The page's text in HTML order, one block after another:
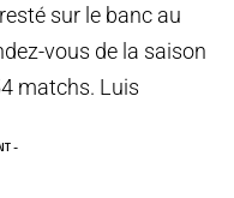
sur le banc au
vous de la saison
matchs. Luis
-